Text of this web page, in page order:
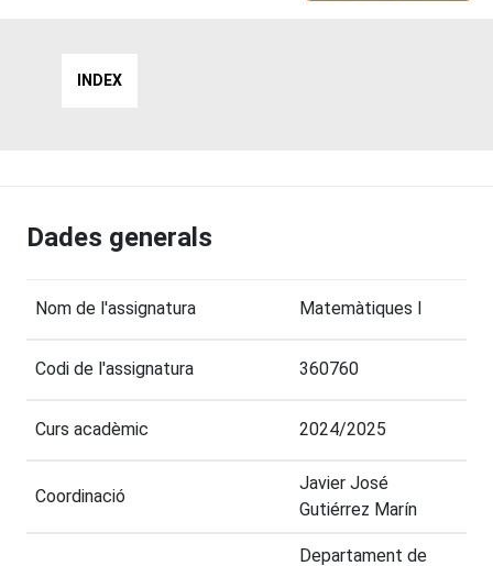
INDEX
Dades generals
Nom de l'assignatura Matemàtiques I
Codi de l'assignatura 360760
Curs acadèmic 2024/2025
Coordinació
Javier José
Gutiérrez Marín
Departament de